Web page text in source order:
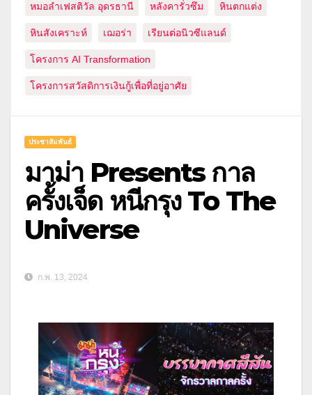
หมอลำเฟสติวัล อุดรธานี หลังคารั่วซึม หินตกแต่ง
หินสังเคราะห์ เฌอร่า เรียนต่อนิวซีแลนด์
โครงการ AI Transformation
โครงการสวัสดิการเงินกู้เพื่อที่อยู่อาศัย
ประชาสัมพันธ์
มาม่า Presents กาล
ครั้งเจ็ด หนีกรุง To The
Universe
ก.พ. 13, 2024